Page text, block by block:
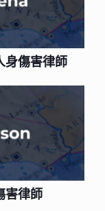
身傷害律師
害律師